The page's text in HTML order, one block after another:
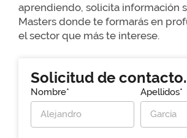
aprendiendo, solicita información
Masters donde te formarás en
el sector que más te interese.
Solicitud de contacto.
Nombre* Apellidos*